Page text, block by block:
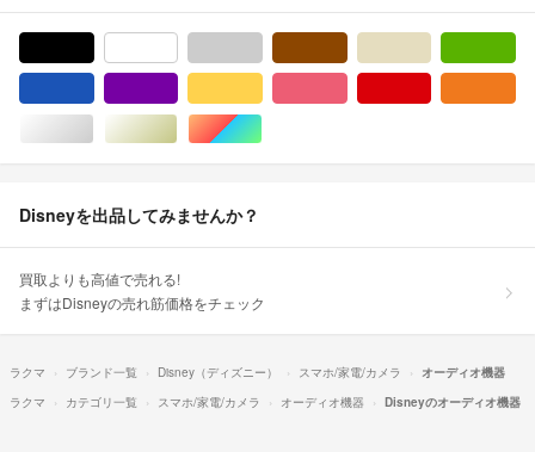
シルバー/銀色系ゴールド/金色系マルチカラー
Disneyを出品してみませんか？
買取よりも高値で売れる!
まずはDisneyの売れ筋価格をチェック
ラクマ ブランド一覧 Disney（ディズニー） スマホ/家電/カメラ
オーディオ機器
ラクマ
カテゴリ一覧 スマホ/家電/カメラ オーディオ機器 Disneyのオーディオ機器